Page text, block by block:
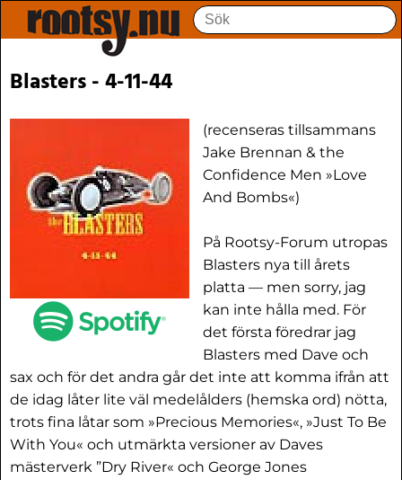
Blasters - 4-11-44
(recenseras tillsammans
Jake Brennan & the
Confidence Men »Love
And Bombs«)
På Rootsy-Forum utropas
Blasters nya till årets
platta — men sorry, jag
kan inte hålla med. För
det första föredrar jag
Blasters med Dave och
sax och för det andra går det inte att komma ifrån att
de idag låter lite väl medelålders (hemska ord) nötta,
trots fina låtar som »Precious Memories«, »Just To Be
With You« och utmärkta versioner av Daves
mästerverk ”Dry River« och George Jones